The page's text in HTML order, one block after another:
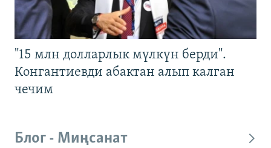
"15 млн долларлык мүлкүн берди".
Конгантиевди абактан алып калган
чечим
Блог - Миңсанат